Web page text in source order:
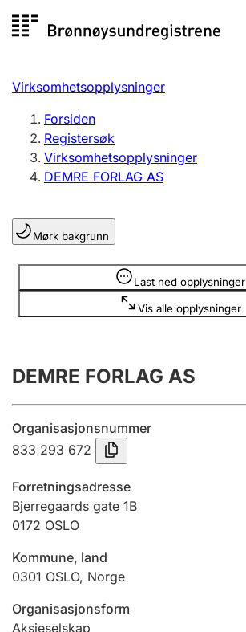
til
Registersøk
Aksjeselskap
Enkeltpersonforetak
Registrere, endre, slette
Lag og forening
Registrere, endre, slette
Årsregnskap
Innsending og forsinkelsesgebyr
Jeger
Ektepaktveileder
Virksomhetsopplysninger
Forsiden
Registersøk
Virksomhetsopplysninger
DEMRE FORLAG AS
Mørk bakgrunn
Last ned opplysninger
Vis alle opplysninger
Opplysninger er skjult
DEMRE FORLAG AS
Organisasjonsnummer
833 293 672
Forretningsadresse
Bjerregaards gate 1B
0172 OSLO
Kommune, land
0301 OSLO, Norge
Organisasjonsform
Aksjeselskap